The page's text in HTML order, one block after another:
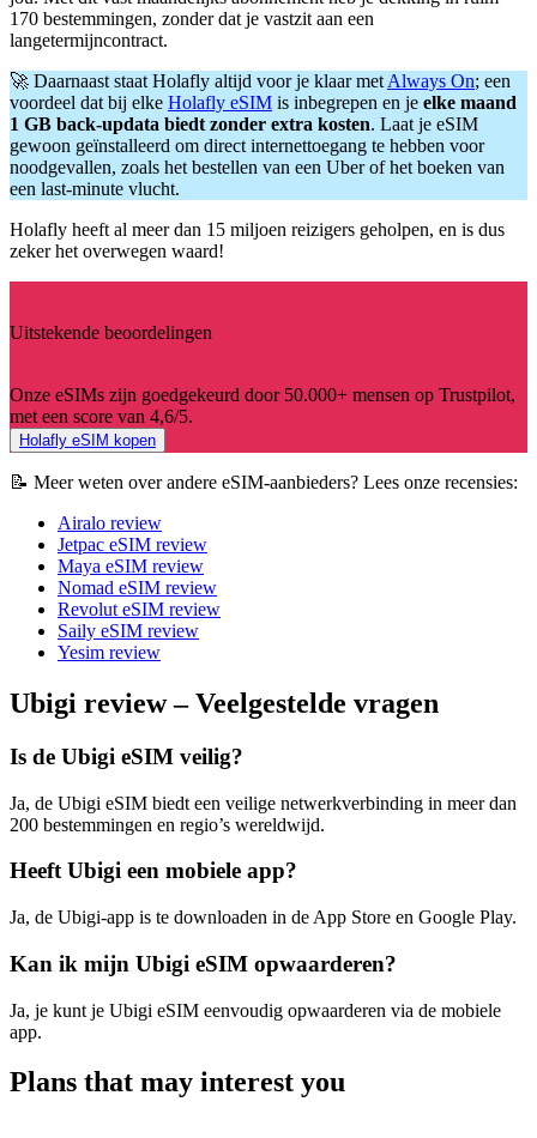
170 bestemmingen, zonder dat je vastzit aan een
langetermijncontract.
🚀 Daarnaast staat Holafly altijd voor je klaar met Always On; een
voordeel dat bij elke Holafly eSIM is inbegrepen en je elke maand
1 GB back-updata biedt zonder extra kosten. Laat je eSIM
gewoon geïnstalleerd om direct internettoegang te hebben voor
noodgevallen, zoals het bestellen van een Uber of het boeken van
een last-minute vlucht.
Holafly heeft al meer dan 15 miljoen reizigers geholpen, en is dus
zeker het overwegen waard!
Uitstekende beoordelingen
Onze eSIMs zijn goedgekeurd door 50.000+ mensen op Trustpilot,
met een score van 4,6/5.
Holafly eSIM kopen
📝 Meer weten over andere eSIM-aanbieders? Lees onze recensies:
Airalo review
Jetpac eSIM review
Maya eSIM review
Nomad eSIM review
Revolut eSIM review
Saily eSIM review
Yesim review
Ubigi review – Veelgestelde vragen
Is de Ubigi eSIM veilig?
Ja, de Ubigi eSIM biedt een veilige netwerkverbinding in meer dan
200 bestemmingen en regio’s wereldwijd.
Heeft Ubigi een mobiele app?
Ja, de Ubigi-app is te downloaden in de App Store en Google Play.
Kan ik mijn Ubigi eSIM opwaarderen?
Ja, je kunt je Ubigi eSIM eenvoudig opwaarderen via de mobiele
app.
Plans that may interest you